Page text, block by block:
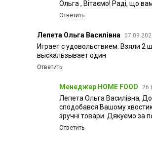
Ольга , Вітаємо! Раді, що
Ответить
Лепета Ольга Василівна
Играет с удовольствием. Взяли 2
выскальзывает один
Ответить
Менеджер HOME FOOD
Лепета Ольга Василівна,
сподобався Вашому
зручні товари. Дякуємо за
Ответить